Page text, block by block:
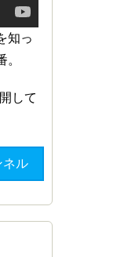
知っ
して
ネル